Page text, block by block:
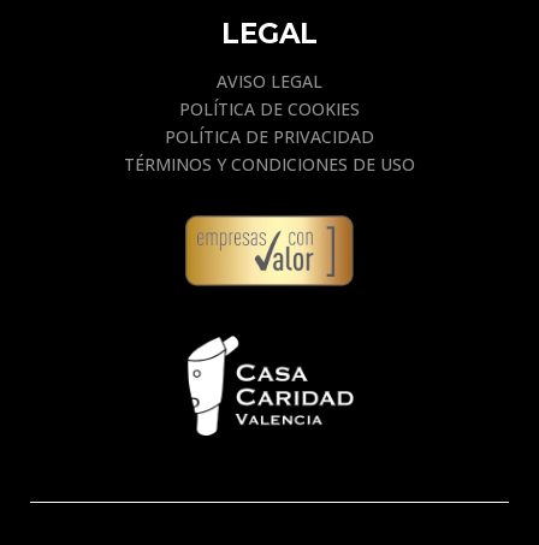
LEGAL
AVISO LEGAL
POLÍTICA DE COOKIES
POLÍTICA DE PRIVACIDAD
TÉRMINOS Y CONDICIONES DE USO